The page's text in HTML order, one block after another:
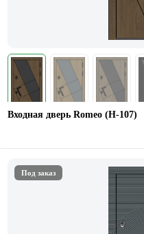
Входная дверь Romeo (Н-107)
Под заказ